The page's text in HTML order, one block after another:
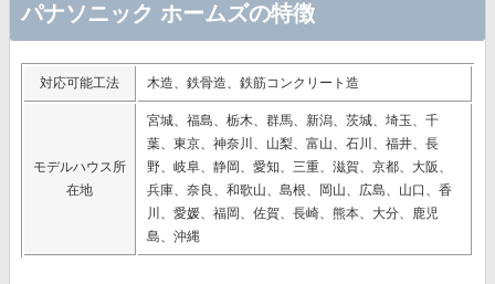
パナソニック ホームズの特徴
対応可能工法 木造、鉄骨造、鉄筋コンクリート造
モデルハウス所
在地
宮城、福島、栃木、群馬、新潟、茨城、埼玉、千
葉、東京、神奈川、山梨、富山、石川、福井、長
野、岐阜、静岡、愛知、三重、滋賀、京都、大阪、
兵庫、奈良、和歌山、島根、岡山、広島、山口、香
川、愛媛、福岡、佐賀、長崎、熊本、大分、鹿児
島、沖縄